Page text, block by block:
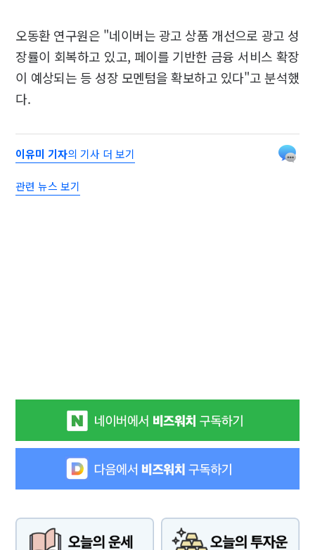
오동환 연구원은 "네이버는 광고 상품 개선으로 광고 성
장률이 회복하고 있고, 페이를 기반한 금융 서비스 확장
이 예상되는 등 성장 모멘텀을 확보하고 있다"고 분석했
다.
이유미 기자의 기사 더 보기
관련 뉴스 보기